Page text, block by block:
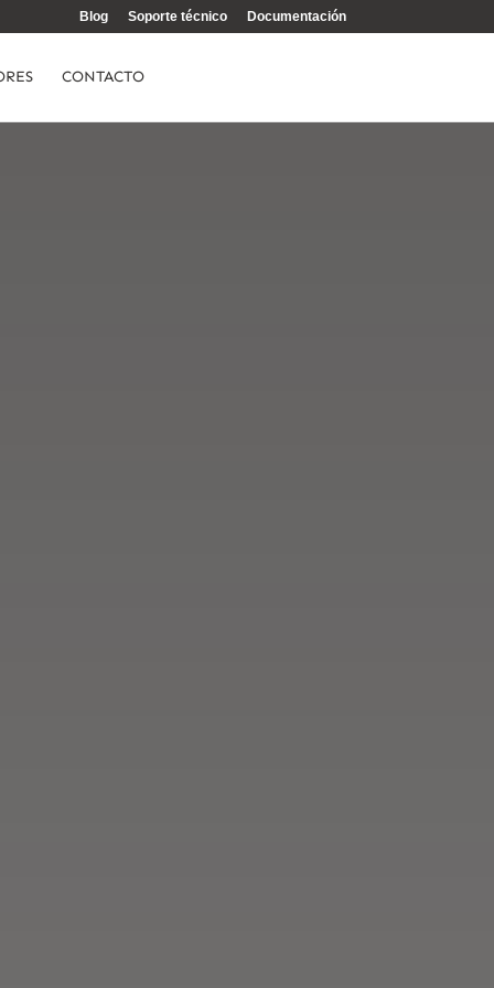
Blog Soporte técnico Documentación
CONTACTO